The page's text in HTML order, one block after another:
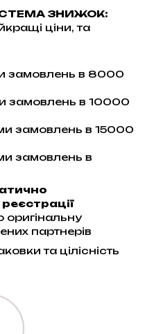
ЗНИЖОК:
ціни, та
замовлень в 8000
замовлень в 10000
замовлень в 15000
замовлень в
партнерів
та цілісність